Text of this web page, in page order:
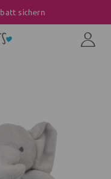
sichern